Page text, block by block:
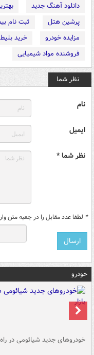
دانلود آهنگ جدید
پرشین هتل
ثبت نام
مزایده خودرو
خرید
فروشنده مواد شیمیایی
نظر شما
نام
ایمیل
نظر شما *
* لطفا عدد مقابل را در جعبه متن
خودرو
خودروهای جدید شیائومی در راه